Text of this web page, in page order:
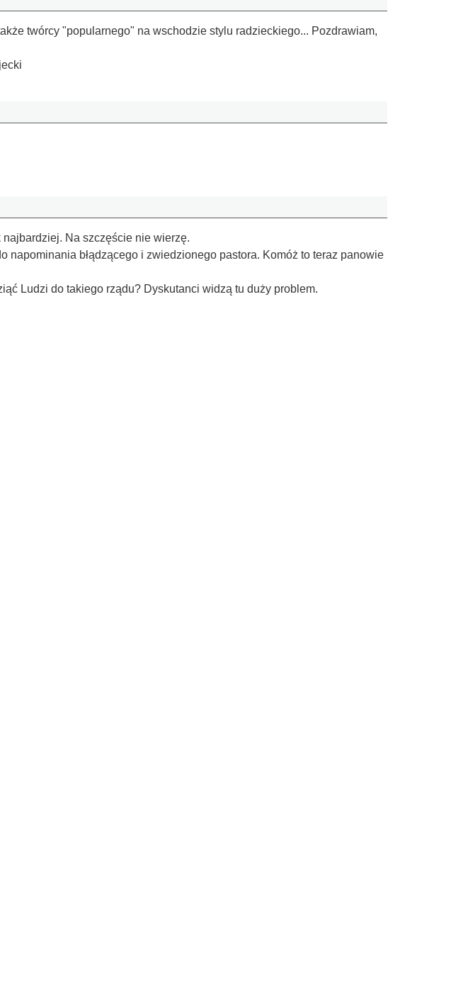
twórcy "popularnego" na wschodzie stylu radzieckiego... Pozdrawiam,
Na szczęście nie wierzę.
błądzącego i zwiedzionego pastora. Komóż to teraz panowie
Ludzi do takiego rządu? Dyskutanci widzą tu duży problem.